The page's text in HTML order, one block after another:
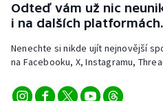
Odteď vám už nic
i na dalších platformách.
Nenechte si nikde ujít nejnovější
na Facebooku, X, Instagramu,